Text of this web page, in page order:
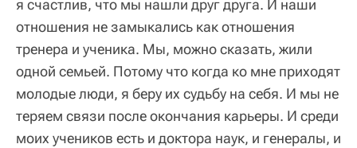
я счастлив, что мы нашли друг друга. И наши
отношения не замыкались как отношения
тренера и ученика. Мы, можно сказать, жили
одной семьей. Потому что когда ко мне приходят
молодые люди, я беру их судьбу на себя. И мы не
теряем связи после окончания карьеры. И среди
моих учеников есть и доктора наук, и генералы, и